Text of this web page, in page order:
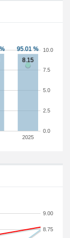
2025
0.0
2.5
5.0
7.5
10.0
8.75
9.00